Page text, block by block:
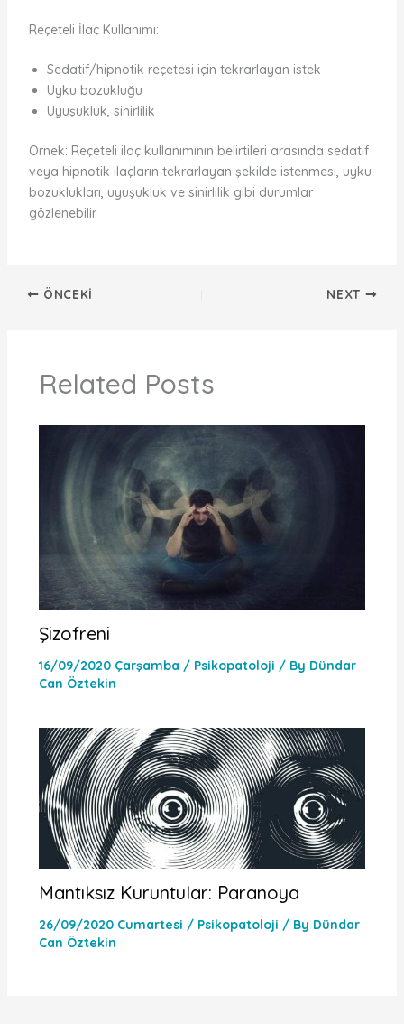
Reçeteli İlaç Kullanımı:
Sedatif/hipnotik reçetesi için tekrarlayan istek
Uyku bozukluğu
Uyuşukluk, sinirlilik
Örnek: Reçeteli ilaç kullanımının belirtileri arasında sedatif
veya hipnotik ilaçların tekrarlayan şekilde istenmesi, uyku
bozuklukları, uyuşukluk ve sinirlilik gibi durumlar
gözlenebilir.
ÖNCEKI NEXT
Related Posts
Şizofreni
16/09/2020 Çarşamba / Psikopatoloji / By Dündar
Can Öztekin
Mantıksız Kuruntular: Paranoya
26/09/2020 Cumartesi / Psikopatoloji / By Dündar
Can Öztekin